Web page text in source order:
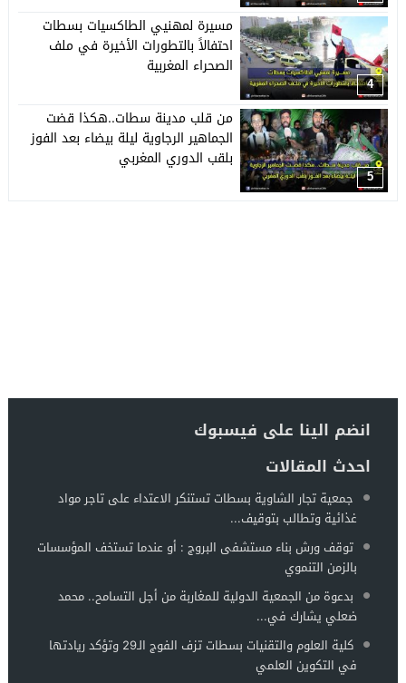
4
مسيرة لمهنيي الطاكسيات بسطات
احتفالاً بالتطورات الأخيرة في ملف
الصحراء المغربية
5
من قلب مدينة سطات..هكذا قضت
الجماهير الرجاوية ليلة بيضاء بعد الفوز
بلقب الدوري المغربي
انضم الينا على فيسبوك
احدث المقالات
جمعية تجار الشاوية بسطات تستنكر الاعتداء على تاجر مواد
غذائية وتطالب بتوقيف...
توقف ورش بناء مستشفى البروج : أو عندما تستخف المؤسسات
بالزمن التنموي
بدعوة من الجمعية الدولية للمغاربة من أجل التسامح.. محمد
ضعلي يشارك في...
كلية العلوم والتقنيات بسطات تزف الفوج الـ29 وتؤكد ريادتها
في التكوين العلمي